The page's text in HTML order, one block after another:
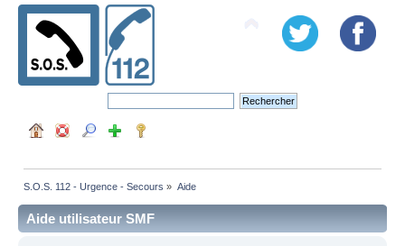
S.O.S. 112 - Urgence - Secours » Aide
Aide utilisateur SMF